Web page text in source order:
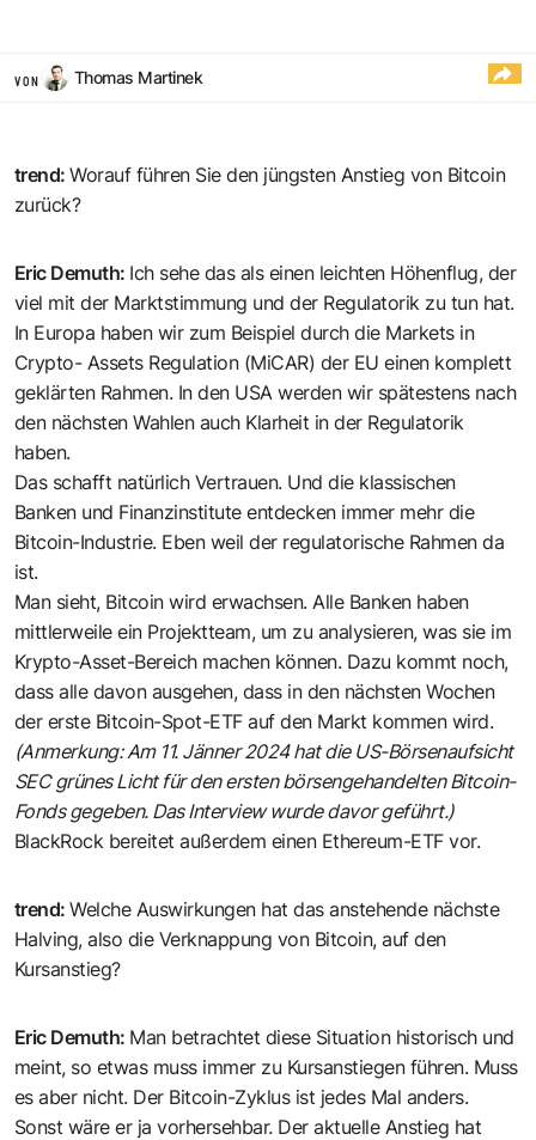
VON Thomas Martinek
trend:Worauf führen Sie den jüngsten Anstieg von Bitcoin
zurück?
Eric Demuth: Ich sehe das als einen leichten Höhenflug, der
viel mit der Marktstimmung und der Regulatorik zu tun hat.
In Europa haben wir zum Beispiel durch die Markets in
Crypto- Assets Regulation (MiCAR) der EU einen komplett
geklärten Rahmen. In den USA werden wir spätestens nach
den nächsten Wahlen auch Klarheit in der Regulatorik
haben.
Das schafft natürlich Vertrauen. Und die klassischen
Banken und Finanzinstitute entdecken immer mehr die
Bitcoin-Industrie. Eben weil der regulatorische Rahmen da
ist.
Man sieht, Bitcoin wird erwachsen. Alle Banken haben
mittlerweile ein Projektteam, um zu analysieren, was sie im
Krypto-Asset-Bereich machen können. Dazu kommt noch,
dass alle davon ausgehen, dass in den nächsten Wochen
der erste Bitcoin-Spot-ETF auf den Markt kommen wird.
(Anmerkung:Am 11. Jänner 2024 hat die US-Börsenaufsicht
SEC grünes Licht für den ersten börsengehandelten Bitcoin-
Fonds gegeben. Das Interview wurde davor geführt.)
BlackRock bereitet außerdem einen Ethereum-ETF vor.
trend:Welche Auswirkungen hat das anstehende nächste
Halving, also die Verknappung von Bitcoin, auf den
Kursanstieg?
Eric Demuth: Man betrachtet diese Situation historisch und
meint, so etwas muss immer zu Kursanstiegen führen. Muss
es aber nicht. Der Bitcoin-Zyklus ist jedes Mal anders.
Sonst wäre er ja vorhersehbar. Der aktuelle Anstieg hat